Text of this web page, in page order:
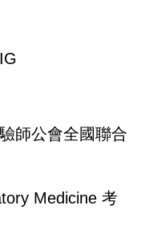
師公會全國聯合
Medicine 考